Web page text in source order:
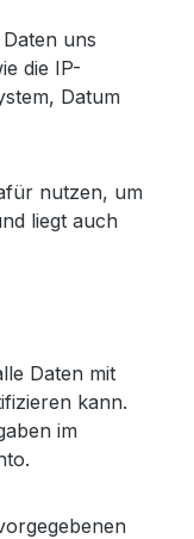
uns
die IP-
Datum
nutzen, um
liegt auch
Daten mit
kann.
im